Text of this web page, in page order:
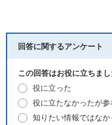
回答に関するアンケート
この回答はお役に立ちまし
役に立った
役に立たなかったが参
知りたい情報ではなか